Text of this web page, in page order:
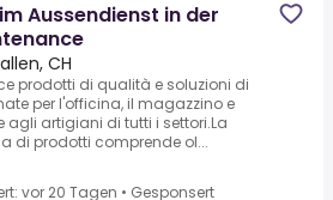
Aussendienst in der
CH
prodotti di qualità e soluzioni di
per l'officina, il magazzino e
agli artigiani di tutti i settori.La
di prodotti comprende ol...
vor 20 Tagen • Gesponsert